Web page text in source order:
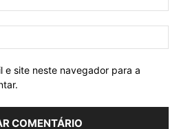
e site neste navegador para a